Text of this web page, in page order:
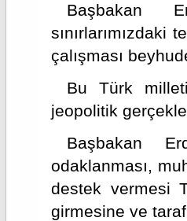
Başbakan
çalışması
Bu Türk
jeopolitik
Başbakan
odaklanması,
destek vermesi
girmesine ve